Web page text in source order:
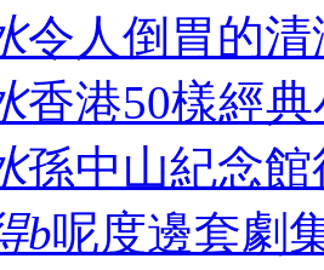
令人倒胃的
香港50樣經
孫中山紀念館
b呢度邊套劇